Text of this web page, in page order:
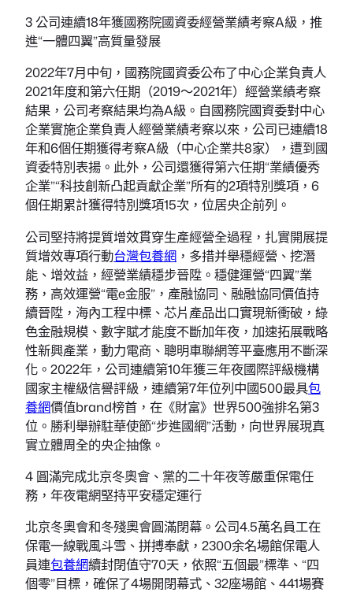
3 公司連續18年獲國務院國資委經營業績考察A級，推
進“一體四翼”高質量發展
2022年7月中旬，國務院國資委公布了中心企業負責人
2021年度和第六任期（2019～2021年）經營業績考察
結果，公司考察結果均為A級。自國務院國資委對中心
企業實施企業負責人經營業績考察以來，公司已連續18
年和6個任期獲得考察A級（中心企業共8家），遭到國
資委特別表揚。此外，公司還獲得第六任期“業績優秀
企業”“科技創新凸起貢獻企業”所有的2項特別獎項，6
個任期累計獲得特別獎項15次，位居央企前列。
公司堅持將提質增效貫穿生產經營全過程，扎實開展提
質增效專項行動台灣包養網 ，多措并舉穩經營、挖潛
能、增效益，經營業績穩步晉陞。穩健運營“四翼”業
務，高效運營“電e金服”，產融協同、融融協同價值持
續晉陞，海內工程中標、芯片產品出口實現新衝破，綠
色金融規模、數字賦才能度不斷加年夜，加速拓展戰略
性新興產業，動力電商、聰明車聯網等平臺應用不斷深
化。2022年，公司連續第10年獲三年夜國際評級機構
國家主權級信譽評級，連續第7年位列中國500最具包
養網價值brand榜首，在《財富》世界500強排名第3
位。勝利舉辦駐華使節“步進國網”活動，向世界展現真
實立體周全的央企抽像。
4 圓滿完成北京冬奧會、黨的二十年夜等嚴重保電任
務，年夜電網堅持平安穩定運行
北京冬奧會和冬殘奧會圓滿閉幕。公司4.5萬名員工在
保電一線戰風斗雪、拼搏奉獻，2300余名場館保電人
員連包養網續封閉值守70天，依照“五個最”標準、“四
個零”目標，確保了4場開閉幕式、32座場館、441場賽